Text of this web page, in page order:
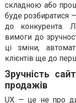
складною або
буде розбиратися
до конкурента.
вимоги до
ці зміни,
клієнтів ще до
Зручність
продажів
UX — це не про